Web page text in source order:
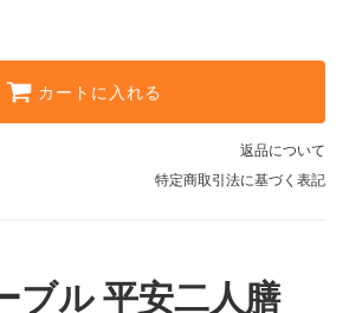
カートに入れる
返品について
特定商取引法に基づく表記
ブル 平安二人膳